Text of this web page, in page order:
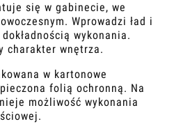
się w gabinecie, we
Wprowadzi ład i
wykonania.
charakter wnętrza.
w kartonowe
folią ochronną. Na
możliwość wykonania